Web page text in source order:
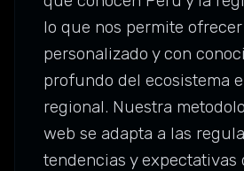
lo que nos permite
personalizado y con
profundo del ecosistema
regional. Nuestra
web se adapta a las
tendencias y expectativas